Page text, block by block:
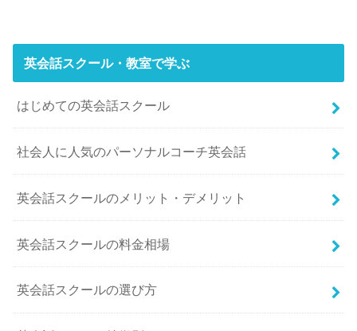
英会話スクール・教室で学ぶ
はじめての英会話スクール
社会人に人気のパーソナルコーチ英会話
英会話スクールのメリット・デメリット
英会話スクールの料金相場
英会話スクールの選び方